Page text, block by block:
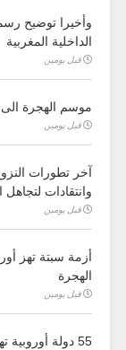
وأخيرا توضيح
الداخلية المغربية
قبل يومين
موسم الهجرة
قبل يومين
آخر تطورات
وانتقادات
قبل يومين
أزمة سبتة تهز
الهجرة
قبل يومين
55 دولة